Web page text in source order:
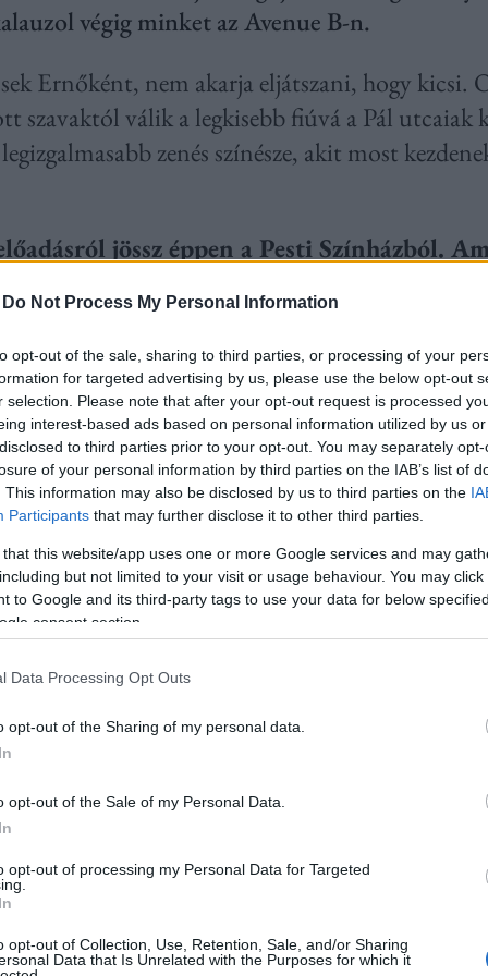
Do Not Process My Personal Information
opt-out of the sale, sharing to third parties, or processing of your
for targeted advertising by us, please use the below opt-out
selection. Please note that after your opt-out request is processed
interest-based ads based on personal information utilized by us
to third parties prior to your opt-out. You may separately
of your personal information by third parties on the IAB’s list of
This information may also be disclosed by us to third parties on the
Participants that may further disclose it to other third parties.
that this website/app uses one or more Google services and may
but not limited to your visit or usage behaviour. You may
to Google and its third-party tags to use your data for below
consent section.
Data Processing Opt Outs
opt-out of the Sharing of my personal data.
opt-out of the Sale of my Personal Data.
opt-out of processing my Personal Data for Targeted
opt-out of Collection, Use, Retention, Sale, and/or Sharing
Data that Is Unrelated with the Purposes for which it
végig minket az Avenue B-n.
Ernőként, nem akarja eljátszani, hogy kicsi.
szavaktól válik a legkisebb fiúvá a Pál utcaiak
zenés színésze, akit most
jössz éppen a Pesti Színházból.
volt itt a Váci utcában.
nem a Pesti Színházban kezdődött a
az egri Gárdonyi Géza Színházból, és
első olyan munkája, amikor „egyedül”
részt az előadásban. Új helyen, új kollégákkal,
napokkal az olvasópróba előtt nem aludtam.
a sorsnak, hogy megcsinálhattam. Jókor
a saját életemmel, én is egy felnövési
aVígszínházból, hogy mi lenne, ha